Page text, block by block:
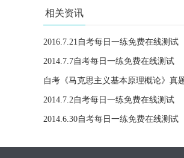
相关资讯
2016.7.21自考每日一练免费在线测试
2014.7.7自考每日一练免费在线测试
2014.7.2自考每日一练免费在线测试
2014.6.30自考每日一练免费在线测试